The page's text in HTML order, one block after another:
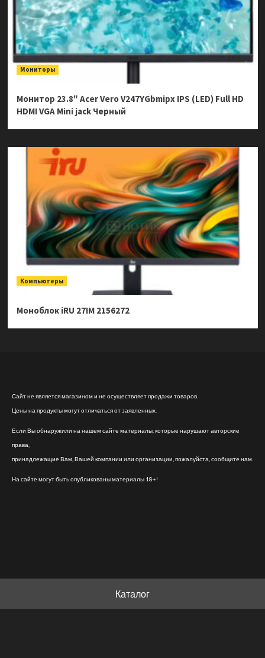
Мониторы
Монитор 23.8″ Acer Vero V247YGbmipx IPS (LED) Full HD
HDMI VGA Mini jack Черный
Компьютеры
Моноблок iRU 27IM 2156272
Сайт не является магазином и не осуществляет продажи товаров.
Цены на продукты могут отличаться от заявленных.
Если Вы обнаружили на нашем сайте материалы, которые нарушают авторские
права,
принадлежащие Вам, Вашей компании или организации, пожалуйста, сообщите нам.
На сайте могут быть опубликованы материалы 18+!
Каталог